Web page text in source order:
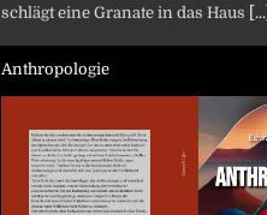
schlägt eine Granate in das Haus [...]
Anthropologie